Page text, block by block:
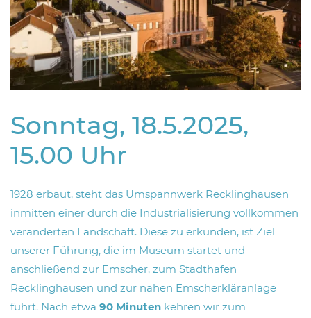
Sonntag, 18.5.2025,
15.00 Uhr
1928 erbaut, steht das Umspannwerk Recklinghausen
inmitten einer durch die Industrialisierung vollkommen
veränderten Landschaft. Diese zu erkunden, ist Ziel
unserer Führung, die im Museum startet und
anschließend zur Emscher, zum Stadthafen
Recklinghausen und zur nahen Emscherkläranlage
führt. Nach etwa 90 Minuten kehren wir zum